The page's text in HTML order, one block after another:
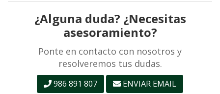
¿Alguna duda? ¿Necesitas
asesoramiento?
Ponte en contacto con nosotros y
resolveremos tus dudas.
986 891 807 ENVIAR EMAIL